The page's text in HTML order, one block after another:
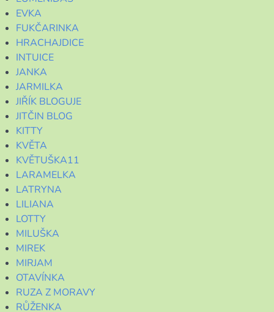
EVKA
FUKČARINKA
HRACHAJDICE
INTUICE
JANKA
JARMILKA
JIŘÍK BLOGUJE
JITČIN BLOG
KITTY
KVĚTA
KVĚTUŠKA11
LARAMELKA
LATRYNA
LILIANA
LOTTY
MILUŠKA
MIREK
MIRJAM
OTAVÍNKA
RUZA Z MORAVY
RŮŽENKA